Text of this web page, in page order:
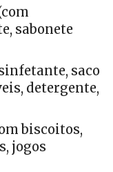
sabonete
saco
detergente,
biscoitos,
jogos